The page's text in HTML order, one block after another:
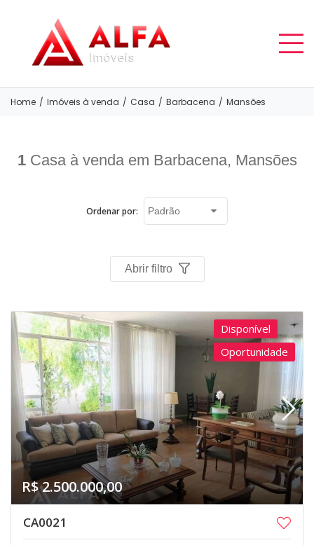
Home / Imóveis à venda / Casa / Barbacena / Mansões
1Casa à venda em Barbacena, Mansões
Ordenar por:
Abrir filtro
Disponível
Oportunidade
R$ 2.500.000,00
CA0021